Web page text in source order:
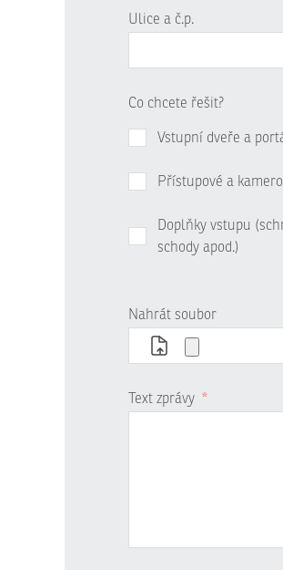
Ulice a č.p.
Co chcete řešit?
Vstupní dveře a
Přístupové a
Doplňky vstupu
schody apod.)
Nahrát soubor
Text zprávy *